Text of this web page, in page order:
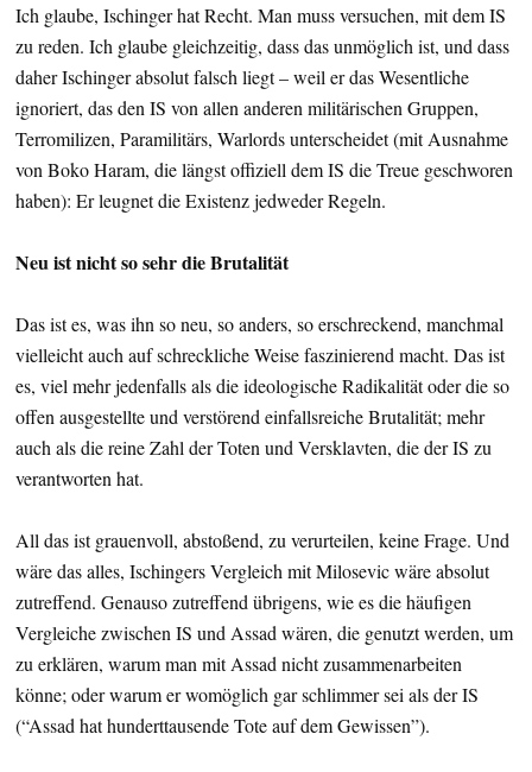
Ich glaube, Ischinger hat Recht. Man muss versuchen, mit dem IS
zu reden. Ich glaube gleichzeitig, dass das unmöglich ist, und dass
daher Ischinger absolut falsch liegt – weil er das Wesentliche
ignoriert, das den IS von allen anderen militärischen Gruppen,
Terromilizen, Paramilitärs, Warlords unterscheidet (mit Ausnahme
von Boko Haram, die längst offiziell dem IS die Treue geschworen
haben): Er leugnet die Existenz jedweder Regeln.
Neu ist nicht so sehr die Brutalität
Das ist es, was ihn so neu, so anders, so erschreckend, manchmal
vielleicht auch auf schreckliche Weise faszinierend macht. Das ist
es, viel mehr jedenfalls als die ideologische Radikalität oder die so
offen ausgestellte und verstörend einfallsreiche Brutalität; mehr
auch als die reine Zahl der Toten und Versklavten, die der IS zu
verantworten hat.
All das ist grauenvoll, abstoßend, zu verurteilen, keine Frage. Und
wäre das alles, Ischingers Vergleich mit Milosevic wäre absolut
zutreffend. Genauso zutreffend übrigens, wie es die häufigen
Vergleiche zwischen IS und Assad wären, die genutzt werden, um
zu erklären, warum man mit Assad nicht zusammenarbeiten
könne; oder warum er womöglich gar schlimmer sei als der IS
(“Assad hat hunderttausende Tote auf dem Gewissen”).